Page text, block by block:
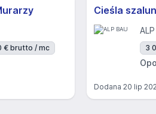
€ brutto / mc
Cieśla
3
Dodana 20 lip